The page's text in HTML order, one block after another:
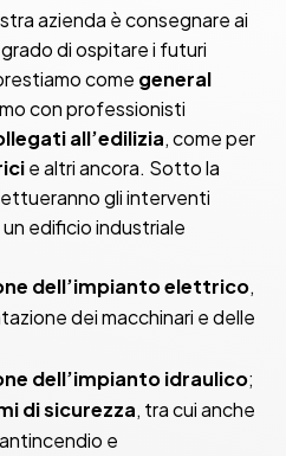
azienda è consegnare ai
di ospitare i futuri
come general
con professionisti
all’edilizia, come per
e altri ancora. Sotto la
gli interventi
edificio industriale
dell’impianto elettrico,
dei macchinari e delle
dell’impianto idraulico;
di sicurezza, tra cui anche
e